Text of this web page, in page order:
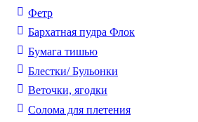
Фетр
Бархатная пудра Флок
Бумага тишью
Блестки/ Бульонки
Веточки, ягодки
Солома для плетения